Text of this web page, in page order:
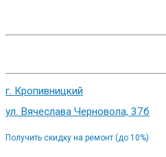
г. Кропивницкий
ул. Вячеслава Черновола, 37б
Получить скидку на ремонт (до 10%)